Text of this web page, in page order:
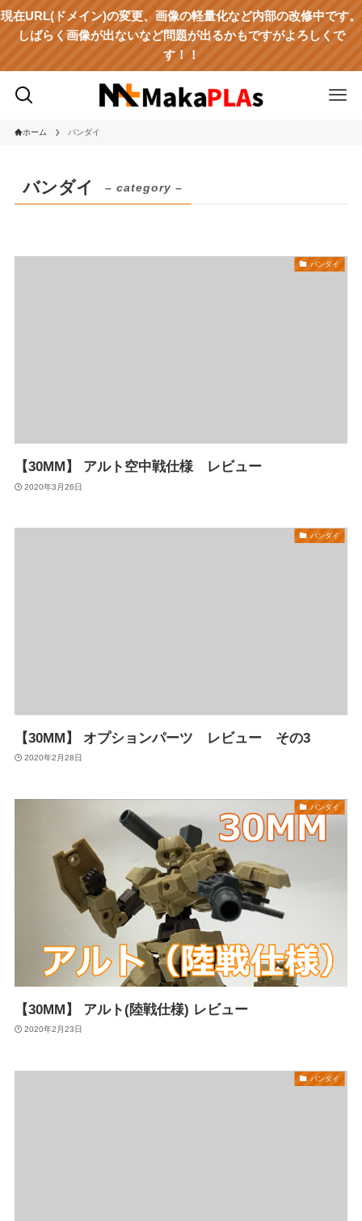
現在URL(ドメイン)の変更、画像の軽量化など内部の改修中です。
しばらく画像が出ないなど問題が出るかもですがよろしくで
す！！
ホーム バンダイ
バンダイ – category –
バンダイ
【30MM】 アルト空中戦仕様 レビュー
2020年3月26日
バンダイ
【30MM】 オプションパーツ レビュー その3
2020年2月28日
バンダイ
【30MM】 アルト(陸戦仕様) レビュー
2020年2月23日
バンダイ